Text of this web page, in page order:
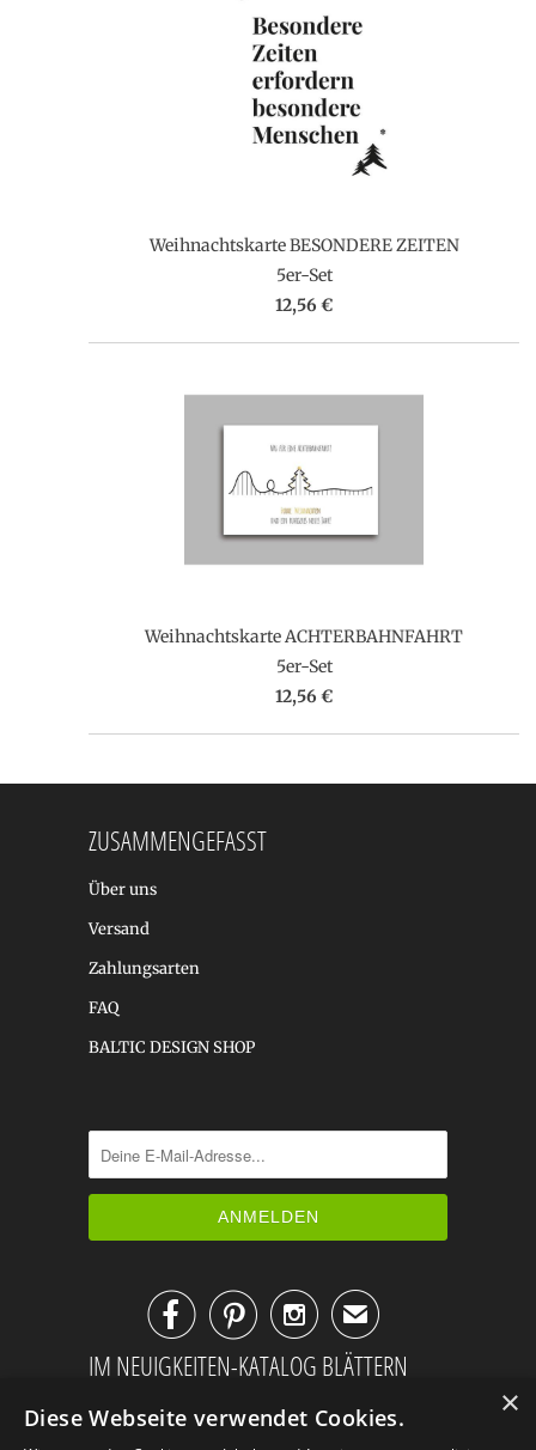
Weihnachtskarte BESONDERE ZEITEN
5er-Set
12,56 €
Weihnachtskarte ACHTERBAHNFAHRT
5er-Set
12,56 €
ZUSAMMENGEFASST
Über uns
Versand
Zahlungsarten
FAQ
BALTIC DESIGN SHOP
✉
IM NEUIGKEITEN-KATALOG BLÄTTERN
×
Diese Webseite verwendet Cookies.